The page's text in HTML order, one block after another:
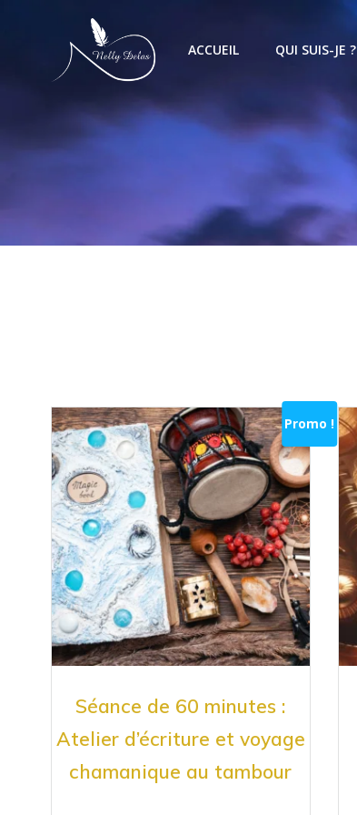
ACCUEIL QUI SUIS-JE ?
Promo !
Séance de 60 minutes :
Atelier d’écriture et voyage
chamanique au tambour